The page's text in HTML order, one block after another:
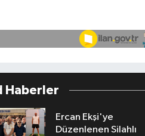
Haberler
Ercan Ekşi'ye
Düzenlenen Silahlı